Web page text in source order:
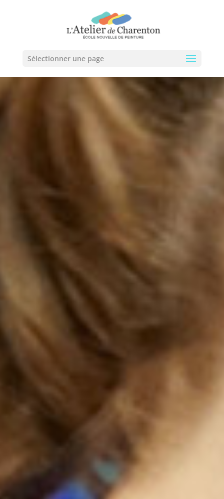
Sélectionner une page